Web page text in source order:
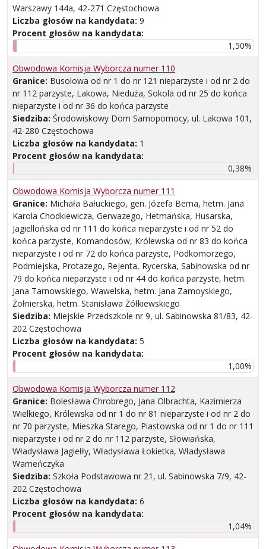
Warszawy 144a, 42-271 Częstochowa
Liczba głosów na kandydata: 9
Procent głosów na kandydata:
1,50%
Obwodowa Komisja Wyborcza numer 110
Granice: Busolowa od nr 1 do nr 121 nieparzyste i od nr 2 do
nr 112 parzyste, Lakowa, Nieduża, Sokola od nr 25 do końca
nieparzyste i od nr 36 do końca parzyste
Siedziba: Środowiskowy Dom Samopomocy, ul. Lakowa 101,
42-280 Częstochowa
Liczba głosów na kandydata: 1
Procent głosów na kandydata:
0,38%
Obwodowa Komisja Wyborcza numer 111
Granice: Michała Bałuckiego, gen. Józefa Bema, hetm. Jana
Karola Chodkiewicza, Gerwazego, Hetmańska, Husarska,
Jagiellońska od nr 111 do końca nieparzyste i od nr 52 do
końca parzyste, Komandosów, Królewska od nr 83 do końca
nieparzyste i od nr 72 do końca parzyste, Podkomorzego,
Podmiejska, Protazego, Rejenta, Rycerska, Sabinowska od nr
79 do końca nieparzyste i od nr 44 do końca parzyste, hetm.
Jana Tarnowskiego, Wawelska, hetm. Jana Zamoyskiego,
Żołnierska, hetm. Stanisława Żółkiewskiego
Siedziba: Miejskie Przedszkole nr 9, ul. Sabinowska 81/83, 42-
202 Częstochowa
Liczba głosów na kandydata: 5
Procent głosów na kandydata:
1,00%
Obwodowa Komisja Wyborcza numer 112
Granice: Bolesława Chrobrego, Jana Olbrachta, Kazimierza
Wielkiego, Królewska od nr 1 do nr 81 nieparzyste i od nr 2 do
nr 70 parzyste, Mieszka Starego, Piastowska od nr 1 do nr 111
nieparzyste i od nr 2 do nr 112 parzyste, Słowiańska,
Władysława Jagiełły, Władysława Łokietka, Władysława
Warneńczyka
Siedziba: Szkoła Podstawowa nr 21, ul. Sabinowska 7/9, 42-
202 Częstochowa
Liczba głosów na kandydata: 6
Procent głosów na kandydata:
1,04%